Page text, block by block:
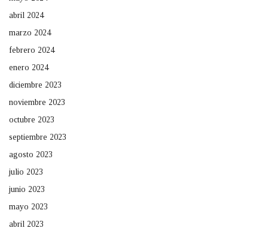
abril 2024
marzo 2024
febrero 2024
enero 2024
diciembre 2023
noviembre 2023
octubre 2023
septiembre 2023
agosto 2023
julio 2023
junio 2023
mayo 2023
abril 2023